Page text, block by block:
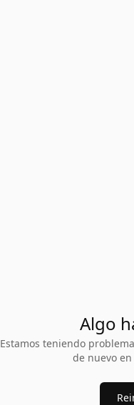
Algo
Estamos teniendo
de nuevo